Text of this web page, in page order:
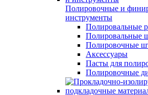
Полировочные и
инструменты
Полировальные
Полировальные
Полировочные
Аксессуары
Пасты для
Полировочные